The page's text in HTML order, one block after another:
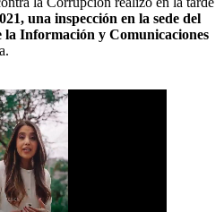
una inspección en la sede del
la Información y Comunicaciones